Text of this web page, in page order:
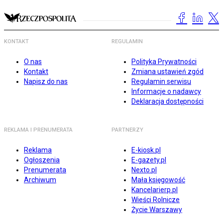
KONTAKT
O nas
Kontakt
Napisz do nas
REGULAMIN
Polityka Prywatności
Zmiana ustawień zgód
Regulamin serwisu
Informacje o nadawcy
Deklaracja dostępności
REKLAMA I PRENUMERATA
Reklama
Ogłoszenia
Prenumerata
Archiwum
PARTNERZY
E-kiosk.pl
E-gazety.pl
Nexto.pl
Mała księgowość
Kancelarierp.pl
Wieści Rolnicze
Życie Warszawy